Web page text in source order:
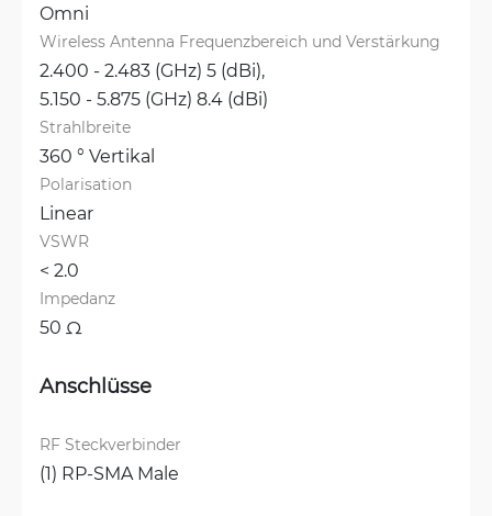
Omni
Wireless Antenna Frequenzbereich und Verstärkung
2.400 - 2.483 (GHz) 5 (dBi),
5.150 - 5.875 (GHz) 8.4 (dBi)
Strahlbreite
360 ° Vertikal
Polarisation
Linear
VSWR
< 2.0
Impedanz
50 Ω
Anschlüsse
RF Steckverbinder
(1) RP-SMA Male